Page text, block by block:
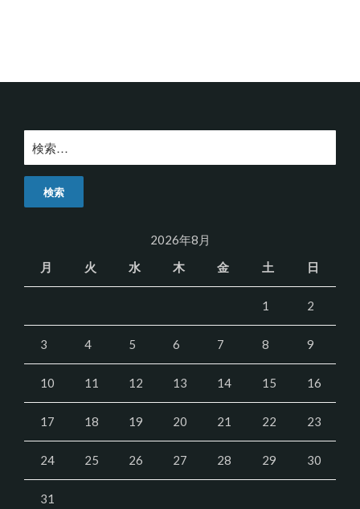
索:
2026年8月
月
火 水 木 金 土 日
1 2
3 4 5 6 7 8 9
10 11 12 13 14 15 16
17 18 19 20 21 22 23
24 25 26 27 28 29 30
31